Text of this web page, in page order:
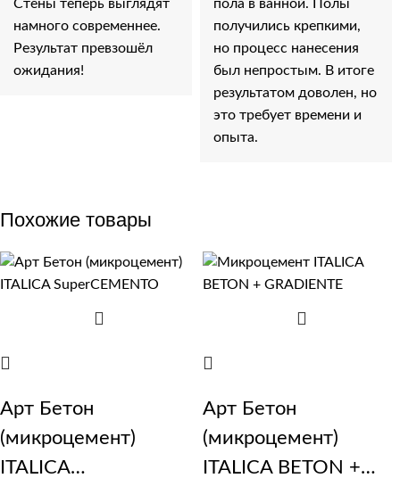
Стены теперь выглядят
намного современнее.
Результат превзошёл
ожидания!
пола в ванной. Полы
получились крепкими,
но процесс нанесения
был непростым. В итоге
результатом доволен, но
это требует времени и
опыта.
Похожие товары
Арт Бетон
(микроцемент)
ITALICA
Арт Бетон
(микроцемент)
ITALICA BETON +